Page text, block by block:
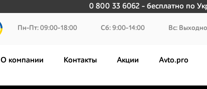
0 800 33 6062 - бесплатно по
Пн-Пт: 09:00-18:00 Сб: 9:00-14:00 Вс:
О компании Контакты Акции Avto.pro